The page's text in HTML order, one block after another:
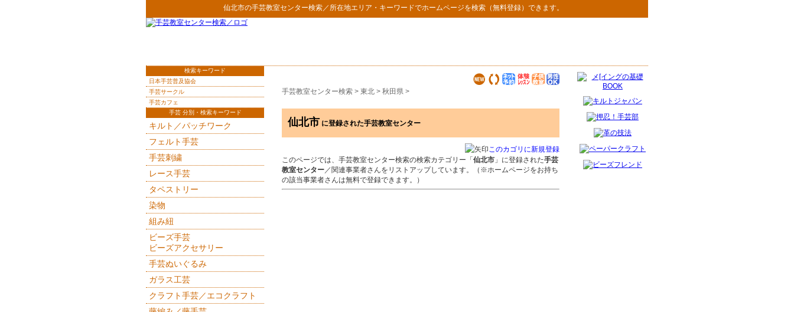
仙北市の手芸教室センター検索／所在地エリア・キーワードでホームページを検索（無料登録）できます。
手芸教室センター検索 > 東北 > 秋田県 >
仙北市 に登録された手芸教室センター
このカゴリに新規登録
このページでは、手芸教室センター検索の検索カテゴリー「 仙北市 」に登録された手芸
教室センター／関連事業者さんをリストアップしています。（※ホームページをお持ち
の該当事業者さんは無料で登録できます。）
検索キーワード
日本手芸普及協会
手芸サークル
手芸カフェ
手芸 分別・検索キーワード
キルト／パッチワーク
フェルト手芸
手芸刺繍
レース手芸
タペストリー
染物
組み紐
ビーズ手芸
ビーズアクセサリー
手芸ぬいぐるみ
ガラス工芸
クラフト手芸／エコクラフト